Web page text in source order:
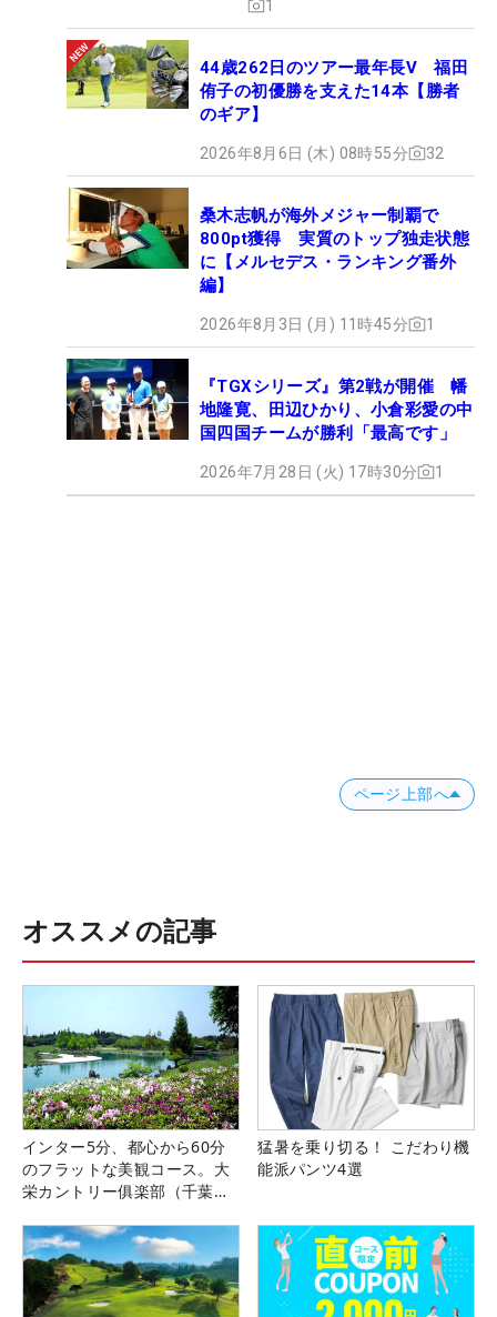
1
44歳262日のツアー最年長V 福田
侑子の初優勝を支えた14本【勝者
のギア】
2026年8月6日 (木) 08時55分 32
桑木志帆が海外メジャー制覇で
800pt獲得 実質のトップ独走状態
に【メルセデス・ランキング番外
編】
2026年8月3日 (月) 11時45分 1
『TGXシリーズ』第2戦が開催 幡
地隆寛、田辺ひかり、小倉彩愛の中
国四国チームが勝利「最高です」
2026年7月28日 (火) 17時30分 1
ページ上部へ
オススメの記事
インター5分、都心から60分
のフラットな美観コース。大
栄カントリー俱楽部（千葉
猛暑を乗り切る！ こだわり機
能派パンツ4選